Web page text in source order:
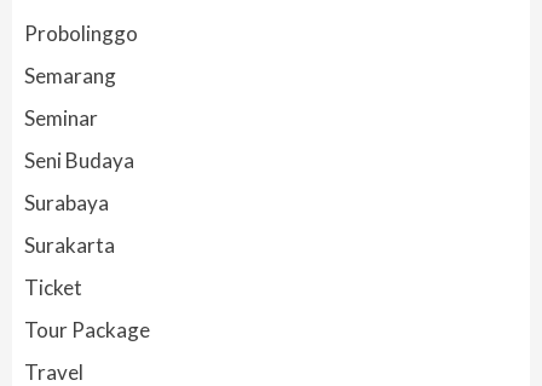
Probolinggo
Semarang
Seminar
Seni Budaya
Surabaya
Surakarta
Ticket
Tour Package
Travel